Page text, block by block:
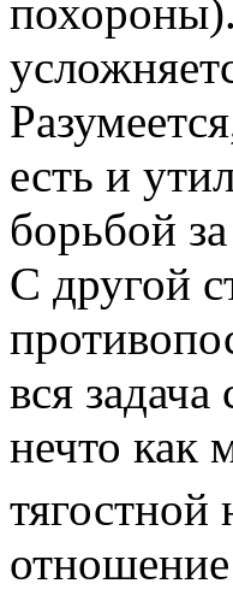
похороны).
есть и
борьбой
С другой
вся
нечто как